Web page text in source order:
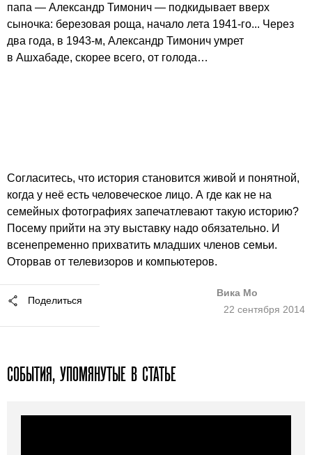
папа — Александр Тимонич — подкидывает вверх
сыночка: березовая роща, начало лета 1941-го... Через
два года, в 1943-м, Александр Тимонич умрет
в Ашхабаде, скорее всего, от голода…
Согласитесь, что история становится живой и понятной,
когда у неё есть человеческое лицо. А где как не на
семейных фотографиях запечатлевают такую историю?
Посему прийти на эту выставку надо обязательно. И
всенепременно прихватить младших членов семьи.
Оторвав от телевизоров и компьютеров.
Поделиться
Вика Мо
22 сентября 2014
СОБЫТИЯ, УПОМЯНУТЫЕ В СТАТЬЕ